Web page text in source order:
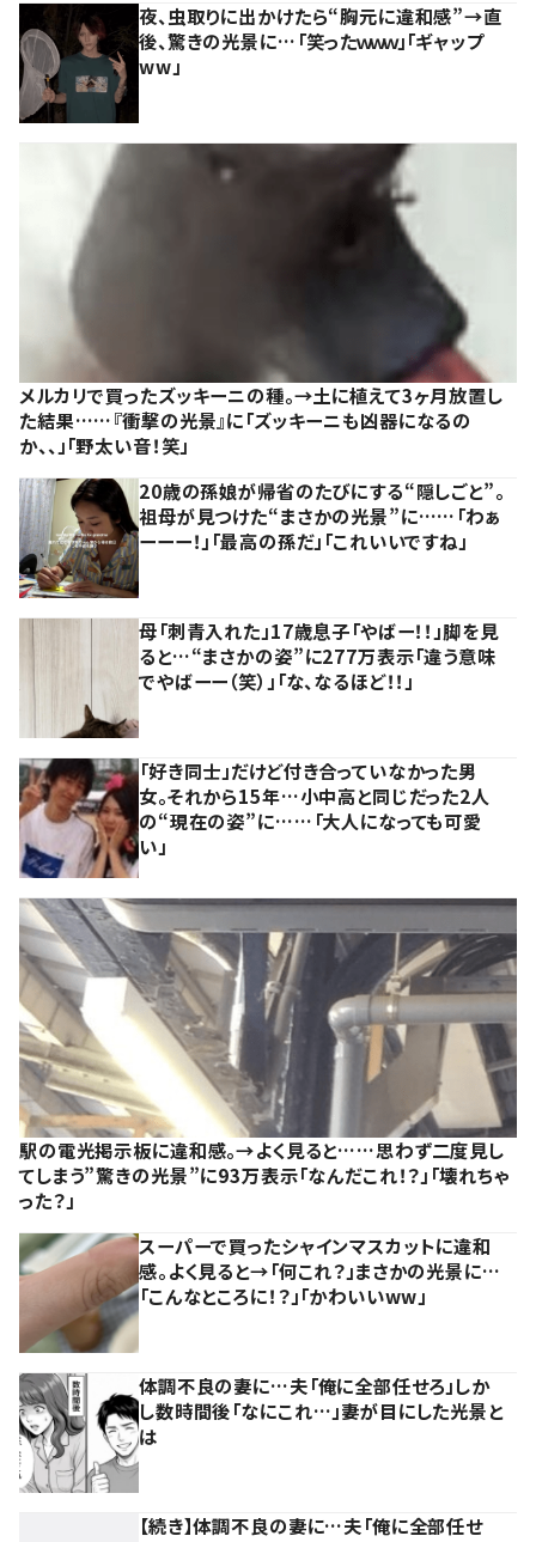
夜、虫取りに出かけたら“胸元に違和感”→直
後、驚きの光景に…「笑ったｗｗｗ」「ギャップ
ww」
メルカリで買ったズッキーニの種。→土に植えて3ヶ月放置し
た結果……『衝撃の光景』に「ズッキーニも凶器になるの
か、、」「野太い音！笑」
20歳の孫娘が帰省のたびにする“隠しごと”。
祖母が見つけた“まさかの光景”に……「わぁ
ーーー！」「最高の孫だ」「これいいですね」
母「刺青入れた」17歳息子「やばー！！」脚を見
ると…“まさかの姿”に277万表示「違う意味
でやばーー（笑）」「な、なるほど！！」
「好き同士」だけど付き合っていなかった男
女。それから15年…小中高と同じだった2人
の“現在の姿”に……「大人になっても可愛
い」
駅の電光掲示板に違和感。→よく見ると……思わず二度見し
てしまう”驚きの光景”に93万表示「なんだこれ！？」「壊れちゃ
った？」
スーパーで買ったシャインマスカットに違和
感。よく見ると→「何これ？」まさかの光景に…
「こんなところに！？」「かわいいww」
体調不良の妻に…夫「俺に全部任せろ」しか
し数時間後「なにこれ…」妻が目にした光景と
は
【続き】体調不良の妻に…夫「俺に全部任せ